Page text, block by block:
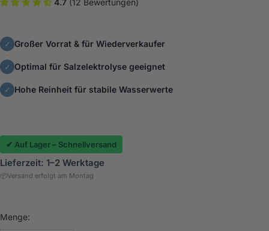
4.7 (12 Bewertungen)
✓ Großer Vorrat & für Wiederverkaufer
✓ Optimal für Salzelektrolyse geeignet
✓ Hohe Reinheit für stabile Wasserwerte
✔ Auf Lager – Schnellversand
Lieferzeit: 1–2 Werktage
📦Versand erfolgt am Montag
Menge: